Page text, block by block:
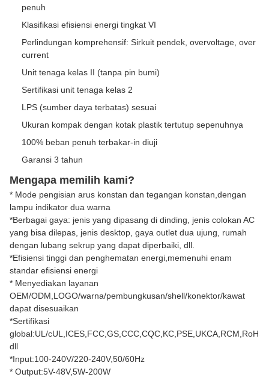
penuh
Klasifikasi efisiensi energi tingkat VI
Perlindungan komprehensif: Sirkuit pendek, overvoltage, over
current
Unit tenaga kelas II (tanpa pin bumi)
Sertifikasi unit tenaga kelas 2
LPS (sumber daya terbatas) sesuai
Ukuran kompak dengan kotak plastik tertutup sepenuhnya
100% beban penuh terbakar-in diuji
Garansi 3 tahun
Mengapa memilih kami?
* Mode pengisian arus konstan dan tegangan konstan,dengan
lampu indikator dua warna
*Berbagai gaya: jenis yang dipasang di dinding, jenis colokan AC
yang bisa dilepas, jenis desktop, gaya outlet dua ujung, rumah
dengan lubang sekrup yang dapat diperbaiki, dll.
*Efisiensi tinggi dan penghematan energi,memenuhi enam
standar efisiensi energi
* Menyediakan layanan
OEM/ODM,LOGO/warna/pembungkusan/shell/konektor/kawat
dapat disesuaikan
*Sertifikasi
global:UL/
dll
*Input:100-240V/220-240V,50/60Hz
* Output:5V-48V,5W-200W